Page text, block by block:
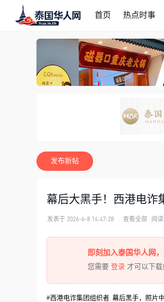
首页 热点时事
发布新帖
幕后大黑手！西港电诈
发表于 2026-6-8 14:47:28 查看全部 阅
即刻加入泰国华人网
您需要 登录 才可以下载
#西港电诈集团组织者 幕后黑手，照片